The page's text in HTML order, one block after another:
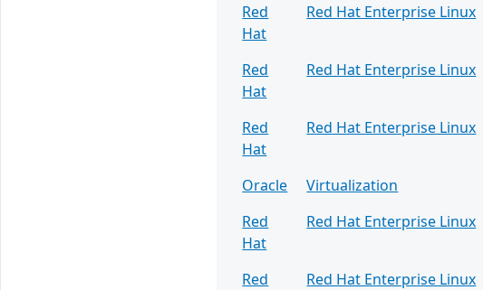
Red
Hat
Red Hat Enterprise Linux
Red
Hat
Red Hat Enterprise Linux
Red
Hat
Red Hat Enterprise Linux
Oracle Virtualization
Red
Hat
Red Hat Enterprise Linux
Red
Red Hat Enterprise Linux